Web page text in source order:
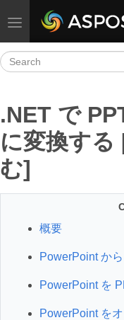
Toggle navigation
.NET で
に変換する
む]
概要
PowerPoint か
PowerPoint を
PowerPoint を